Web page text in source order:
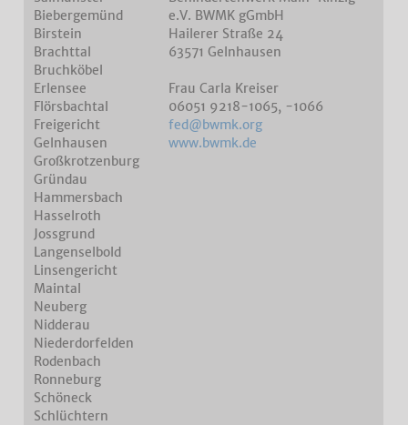
Biebergemünd
Birstein
Brachttal
Bruchköbel
Erlensee
Flörsbachtal
Freigericht
Gelnhausen
Großkrotzenburg
Gründau
Hammersbach
Hasselroth
Jossgrund
Langenselbold
Linsengericht
Maintal
Neuberg
Nidderau
Niederdorfelden
Rodenbach
Ronneburg
Schöneck
Schlüchtern
e.V. BWMK gGmbH
Hailerer Straße 24
63571 Gelnhausen
Frau Carla Kreiser
06051 9218-1065, -1066
fed@bwmk.org
www.bwmk.de